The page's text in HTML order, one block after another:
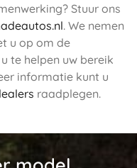
Stuur ons
. We nemen
u op om de
te helpen uw bereik
informatie kunt u
raadplegen.